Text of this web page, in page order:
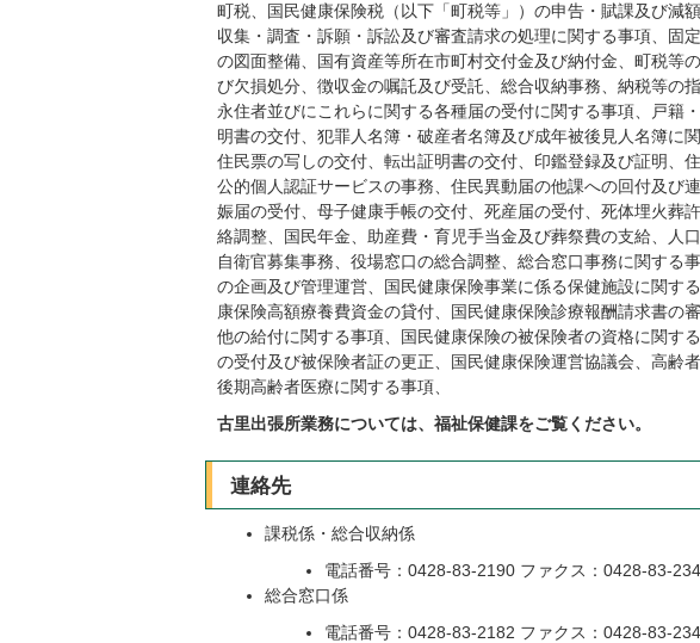
町税、国民健康保険税（以下「町税等」）の申告・賦課及び減
収集・調査・訴願・訴訟及び審査請求の処理に関する事項、固
の図面整備、国有資産等所在市町村交付金及び納付金、町税等
び欠損処分、徴収金の嘱託及び受託、総合収納事務、納税等の
永住者並びにこれらに関する各種届の受付に関する事項、戸籍
明書の交付、犯罪人名簿・破産者名簿及び成年被後見人名簿に
住民票の写しの交付、転出証明書の交付、印鑑登録及び証明、
公的個人認証サービスの事務、住民異動届の他課への回付及び
娠届の受付、母子健康手帳の交付、死産届の受付、死体埋火葬
絡調整、国民年金、助産費・育児手当金及び葬祭費の支給、人
自衛官募集事務、役場窓口の総合調整、総合窓口事務に関する
の企画及び管理運営、国民健康保険事業に係る保健施設に関す
康保険高額療養費資金の貸付、国民健康保険診療報酬請求書の
他の給付に関する事項、国民健康保険の被保険者の資格に関す
の受付及び被保険者証の更正、国民健康保険運営協議会、高齢
後期高齢者医療に関する事項、
古里出張所業務については、福祉保健課をご覧ください。
連絡先
課税係・総合収納係
電話番号：0428-83-2190 ファクス：0428-83-
総合窓口係
電話番号：0428-83-2182 ファクス：0428-83-